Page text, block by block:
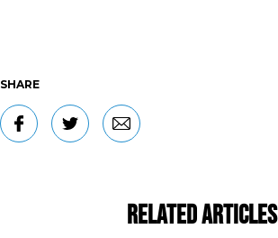
SHARE
Related Articles